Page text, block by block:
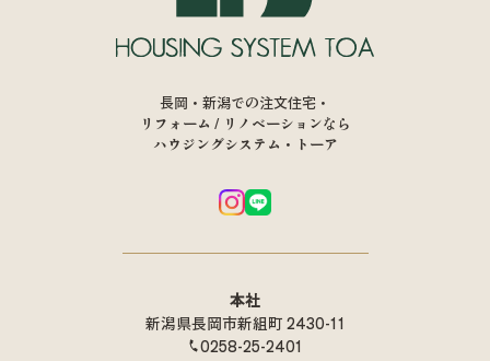
本社
新潟県長岡市新組町 2430-11
0258-25-2401
長岡・新潟での注文住宅・
リフォーム / リノベーションなら
ハウジングシステム・トーア